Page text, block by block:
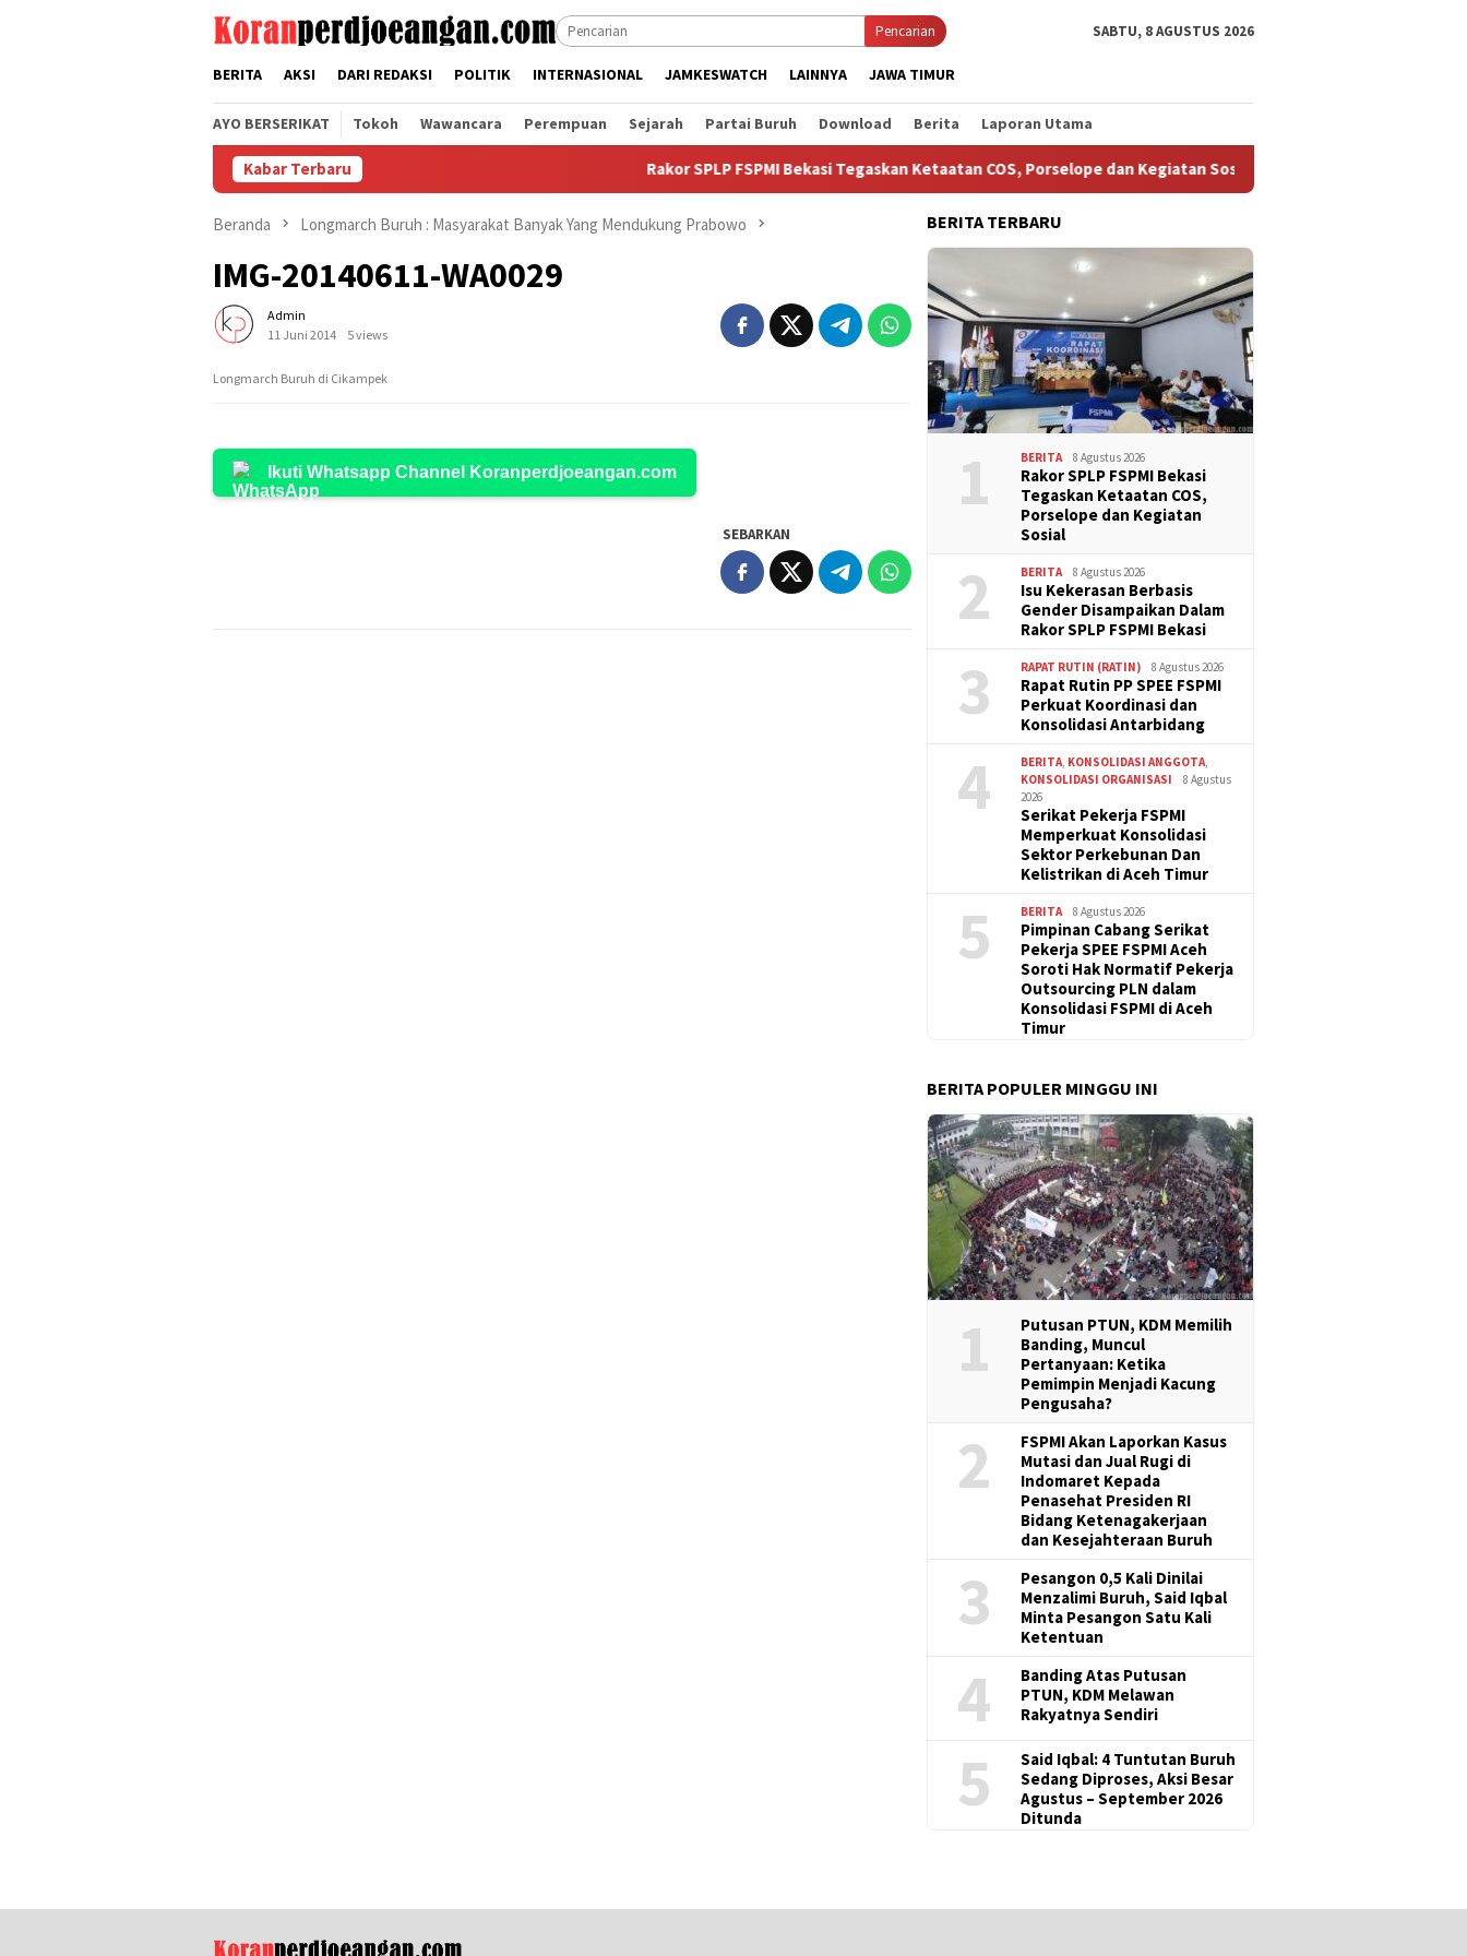
Pencarian SABTU, 8 AGUSTUS 2026
BERITA AKSI DARI REDAKSI POLITIK INTERNASIONAL JAMKESWATCH LAINNYA JAWA TIMUR
AYO BERSERIKAT Tokoh Wawancara Perempuan Sejarah Partai Buruh Download Berita Laporan Utama
Kabar Terbaru Rakor SPLP FSPMI Bekasi Tegaskan Ketaatan COS, Porselope dan Kegiatan Sosial
Beranda Longmarch Buruh : Masyarakat Banyak Yang Mendukung Prabowo
IMG-20140611-WA0029
Admin
11 Juni 2014
5 views
Longmarch Buruh di Cikampek
Ikuti Whatsapp Channel Koranperdjoeangan.com
SEBARKAN
BERITA TERBARU
1 BERITA 8 Agustus 2026
Rakor SPLP FSPMI Bekasi
Tegaskan Ketaatan COS,
Porselope dan Kegiatan
Sosial
2 BERITA 8 Agustus 2026
Isu Kekerasan Berbasis
Gender Disampaikan Dalam
Rakor SPLP FSPMI Bekasi
3 RAPAT RUTIN (RATIN) 8 Agustus 2026
Rapat Rutin PP SPEE FSPMI
Perkuat Koordinasi dan
Konsolidasi Antarbidang
4 BERITA KONSOLIDASI ANGGOTA
KONSOLIDASI ORGANISASI
8 Agustus
2026
Serikat Pekerja FSPMI
Memperkuat Konsolidasi
Sektor Perkebunan Dan
Kelistrikan di Aceh Timur
5 BERITA 8 Agustus 2026
Pimpinan Cabang Serikat
Pekerja SPEE FSPMI Aceh
Soroti Hak Normatif Pekerja
Outsourcing PLN dalam
Konsolidasi FSPMI di Aceh
Timur
BERITA POPULER MINGGU INI
1
Putusan PTUN, KDM Memilih
Banding, Muncul
Pertanyaan: Ketika
Pemimpin Menjadi Kacung
Pengusaha?
2
FSPMI Akan Laporkan Kasus
Mutasi dan Jual Rugi di
Indomaret Kepada
Penasehat Presiden RI
Bidang Ketenagakerjaan
dan Kesejahteraan Buruh
3
Pesangon 0,5 Kali Dinilai
Menzalimi Buruh, Said Iqbal
Minta Pesangon Satu Kali
Ketentuan
4
Banding Atas Putusan
PTUN, KDM Melawan
Rakyatnya Sendiri
5
Said Iqbal: 4 Tuntutan Buruh
Sedang Diproses, Aksi Besar
Agustus – September 2026
Ditunda